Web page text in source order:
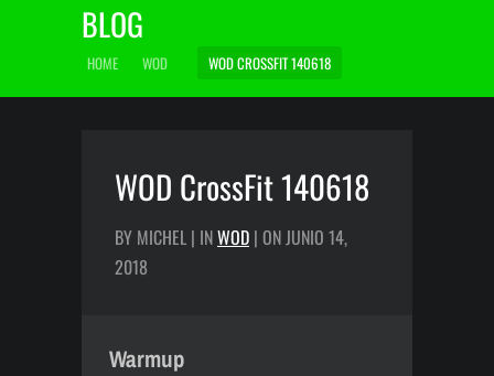
BLOG
HOME WOD WOD CROSSFIT 140618
WOD CrossFit 140618
BY MICHEL | INWOD | ON JUNIO 14,
2018
Warmup